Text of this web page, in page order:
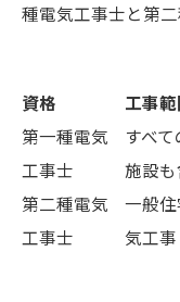
種電気工事士と第二
資格
工事
第一種電気
工事士
すべ
施設も
第二種電気
工事士
一般
気工事